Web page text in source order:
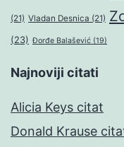
(21) Vladan Desnica (21)
(23) Đorđe Balašević (19)
Najnoviji citati
Alicia Keys citat
Donald Krause